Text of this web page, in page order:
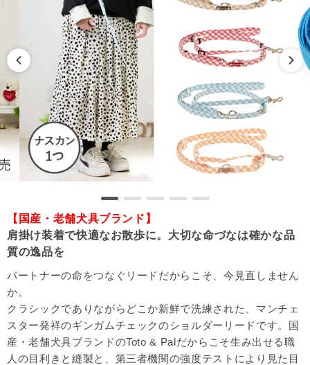
【国産・老舗犬具ブランド】
肩掛け装着で快適なお散歩に。大切な命づなは確かな品
質の逸品を
パートナーの命をつなぐリードだからこそ、今見直しません
か。
クラシックでありながらどこか新鮮で洗練された、マンチェ
スター発祥のギンガムチェックのショルダーリードです。国
産・老舗犬具ブランドのToto & Palだからこそ生み出せる職
人の目利きと縫製と、第三者機関の強度テストにより見た目